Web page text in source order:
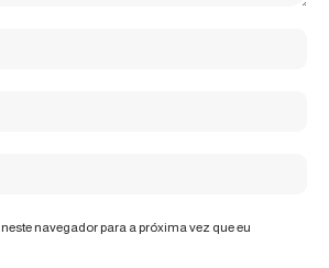
navegador para a próxima vez que eu